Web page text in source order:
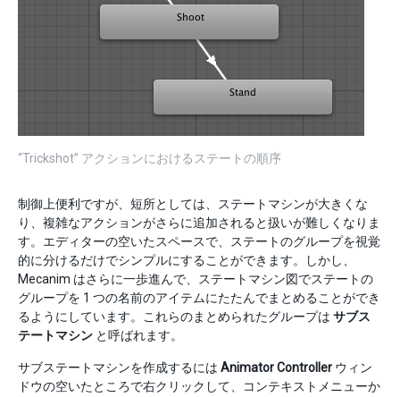
“Trickshot” アクションにおけるステートの順序
制御上便利ですが、短所としては、ステートマシンが大きくな
り、複雑なアクションがさらに追加されると扱いが難しくなりま
す。エディターの空いたスペースで、ステートのグループを視覚
的に分けるだけでシンプルにすることができます。しかし、
Mecanim はさらに一歩進んで、ステートマシン図でステートの
グループを 1 つの名前のアイテムにたたんでまとめることができ
るようにしています。これらのまとめられたグループは サブス
テートマシン と呼ばれます。
サブステートマシンを作成するには Animator Controller ウィン
ドウの空いたところで右クリックして、コンテキストメニューか